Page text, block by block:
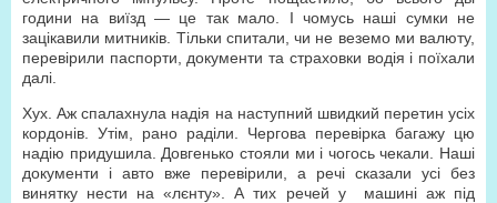
години на виїзд — це так мало. І чомусь наші сумки не
зацікавили митників. Тільки спитали, чи не веземо ми валюту,
перевірили паспорти, документи та страховки водія і поїхали
далі.
Хух. Аж спалахнула надія на наступний швидкий перетин усіх
кордонів. Утім, рано раділи. Чергова перевірка багажу цю
надію придушила. Довгенько стояли ми і чогось чекали. Наші
документи і авто вже перевірили, а речі сказали усі без
винятку нести на «лєнту». А тих речей у машині аж під